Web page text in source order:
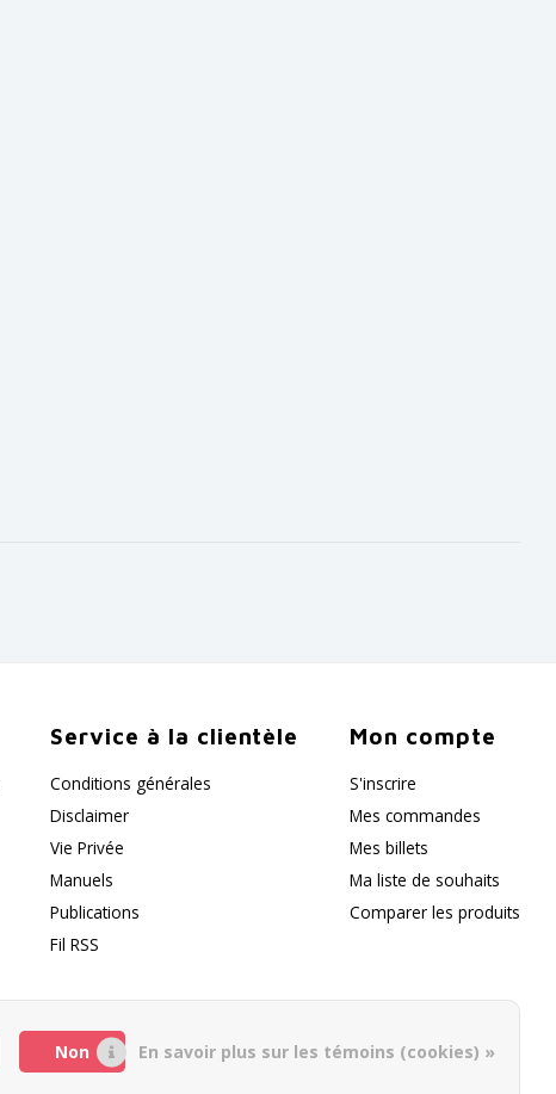
Service à la clientèle
Conditions générales
Disclaimer
Vie Privée
Manuels
Publications
Fil RSS
Mon compte
S'inscrire
Mes commandes
Mes billets
Ma liste de souhaits
Comparer les produits
Non En savoir plus sur les témoins (cookies) »